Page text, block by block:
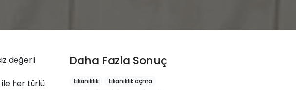
değerli
ile her türlü
Daha Fazla Sonuç
tıkanıklık
tıkanıklık açma